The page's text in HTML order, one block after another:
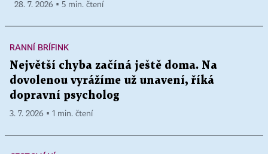
28. 7. 2026 ▪ 5 min. čtení
RANNÍ BRÍFINK
Největší chyba začíná ještě doma. Na
dovolenou vyrážíme už unavení, říká
dopravní psycholog
3. 7. 2026 ▪ 1 min. čtení